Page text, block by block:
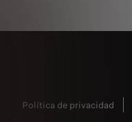
Política de privacidad